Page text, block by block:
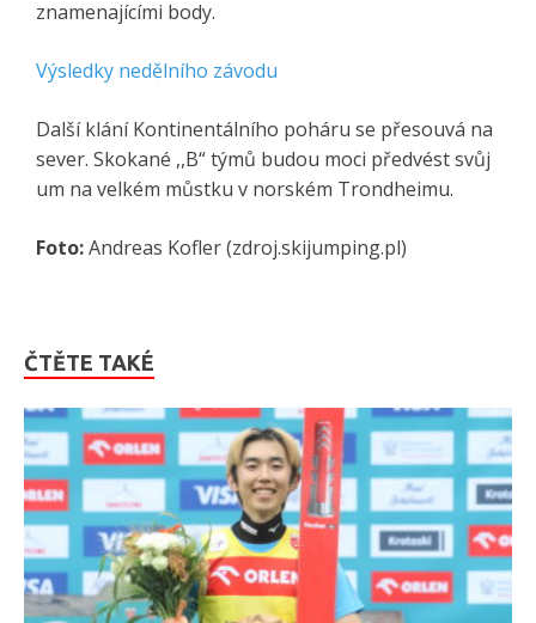
znamenajícími body.
Výsledky nedělního závodu
Další klání Kontinentálního poháru se přesouvá na
sever. Skokané ,,B“ týmů budou moci předvést svůj
um na velkém můstku v norském Trondheimu.
Foto:Andreas Kofler (zdroj.skijumping.pl)
ČTĚTE TAKÉ